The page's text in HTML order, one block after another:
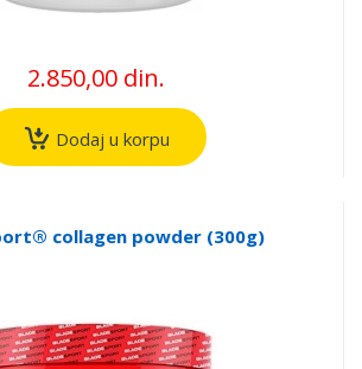
2.850,00 din.
Dodaj u korpu
collagen powder (300g)